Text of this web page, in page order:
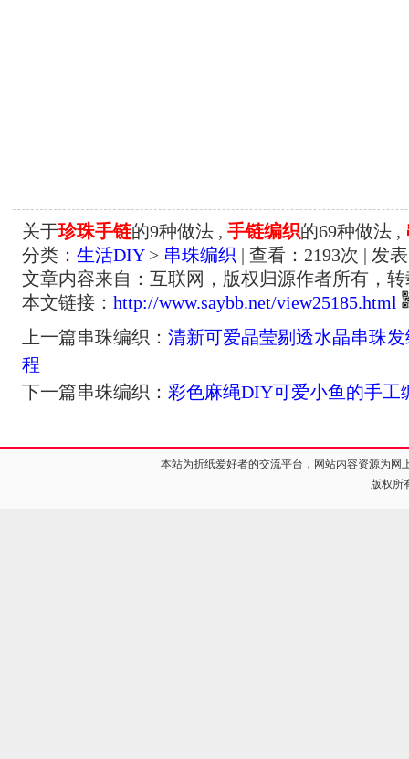
关于珍珠手链的9种做法 , 手链编织的69种做法 ,
分类： 生活DIY> 串珠编织 | 查看： 2193次 | 发
文章内容来自：互联网，版权归源作者所有，
本文链接： http://www.saybb.net/view25185.html
上一篇串珠编织： 清新可爱晶莹剔透水晶串珠
程
下一篇串珠编织： 彩色麻绳DIY可爱小鱼的手工
本站为折纸爱好者的交流平台，网站内容资源为
版权所